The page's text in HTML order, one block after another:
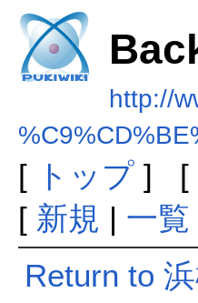
http://
[ トップ] [
[ 新規 | 一覧
Return to